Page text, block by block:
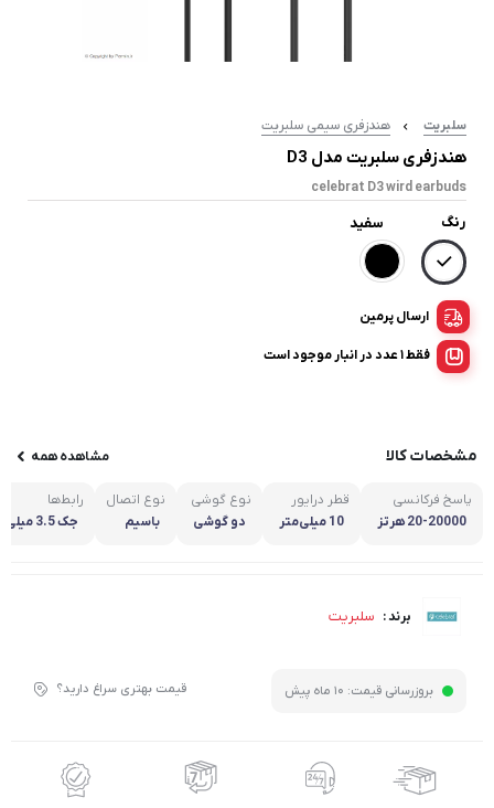
سلبریت هندزفری سیمی سلبریت
هندزفری سلبریت مدل D3
celebrat D3 wird earbuds
رنگ سفید
ارسال پرمین
فقط 1 عدد در انبار موجود است
مشخصات کالا مشاهده همه
پاسخ فرکانسی
20-20000 هرتز
قطر درایور
10 میلی‌متر
نوع گوشی
دو گوشی
نوع اتصال
باسیم
رابط‌ها
جک 3.5 میلی‌متری صدا
برند : سلبریت
بروزرسانی قیمت: 10 ماه پیش قیمت بهتری سراغ دارید؟